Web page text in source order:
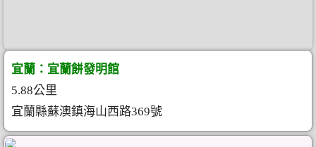
宜蘭：宜蘭餅發明館
5.88公里
宜蘭縣蘇澳鎮海山西路369號